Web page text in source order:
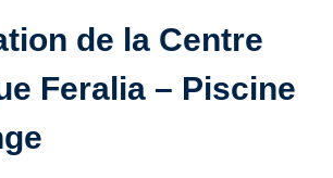
de la Centre
Feralia – Piscine